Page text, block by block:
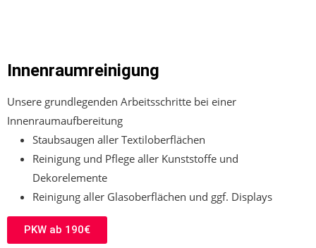
Innenraumreinigung
Unsere grundlegenden Arbeitsschritte bei einer
Innenraumaufbereitung
Staubsaugen aller Textiloberflächen
Reinigung und Pflege aller Kunststoffe und
Dekorelemente
Reinigung aller Glasoberflächen und ggf. Displays
PKW ab 190€